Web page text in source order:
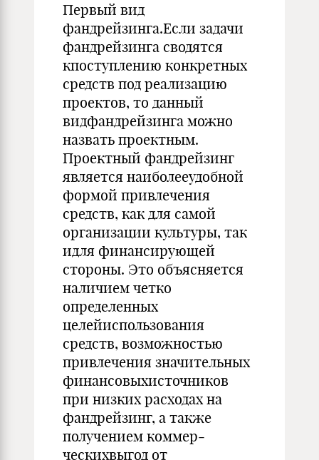
Первый вид
фандрейзинга.Если задачи
фандрейзинга сводятся
кпоступлению конк­ретных
средств под реализацию
проектов, то данный
видфандрейзинга можно
назвать про­ектным.
Проектный фандрейзинг
является наиболееудобной
формой привлечения
средств, как для са­мой
организации культуры, так
идля финансирующей
стороны. Это объясняется
наличием четко
определенных
целейиспользования
средств, возможностью
привлече­ния значительных
финансовыхисточников
при низких расходах на
фандрейзинг, а также
получением коммер­
ческихвыгод от